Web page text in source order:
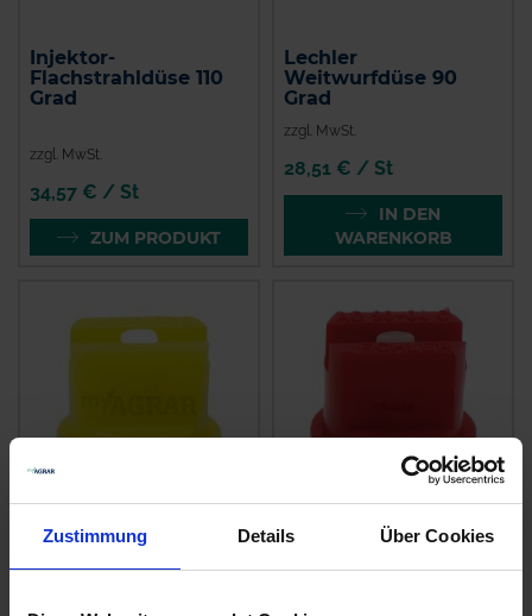
Zustimmung Details Über Cookies
Injektor-
Flachstrahldüse 110
Grad
zzgl. MwSt.
34,57 € / St
ZUM PRODUKT
Lechler
Weitwurfdüse 90
Grad
zzgl. MwSt.
28,51 € / St
IN DEN
WARENKORB
Lechler
Mehrbereichs-
Lechler Antidrift-
Düse AD 90 Grad